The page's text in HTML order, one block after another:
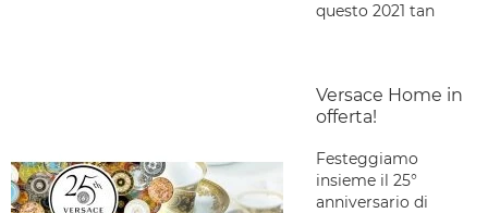
questo 2021 tan
Versace Home in
offerta!
Festeggiamo
insieme il 25°
anniversario di